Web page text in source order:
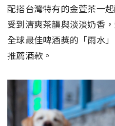
配搭台灣特有的金萱茶一
受到清爽茶韻與淡淡奶香
全球最佳啤酒獎的「雨水
推薦酒款。